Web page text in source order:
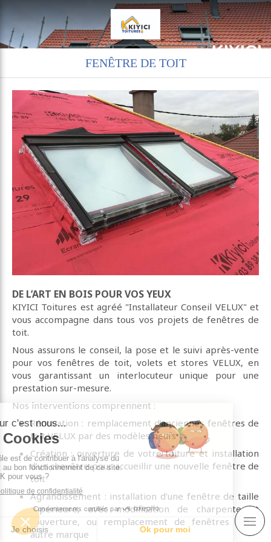
KIYICI
Charpente couverture zinguerie à Rixheim
FENÊTRE DE TOIT
DE L’ART EN BOIS POUR VOS YEUX
KIYICI Toitures est agréé "Installateur Conseil VELUX" et
vous accompagne dans tous vos projets de fenêtres de
toit.
Nous assurons le conseil, la pose et le suivi après-vente
pour vos fenêtres de toit, volets et stores VELUX, en
vous garantissant un interlocuteur unique pour une
prestation sur-mesure.
Nos interventions comprennent :
Rénovation : remplacement d’anciennes fenêtres de
toit VELUX par des modèles neufs
Création : ouverture de votre toiture et installation
d’un chevêtre pour accueillir une nouvelle fenêtre de
toit
Agrandissement : installation d’une fenêtre de taille
supérieure, avec modification de charpente et
couverture, ou remplacement de fenêtres d’une
autre marque